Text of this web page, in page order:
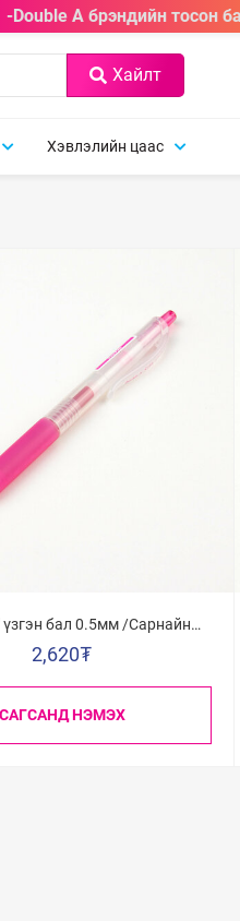
-Double A брэндийн тосон
Хайлт
Хэвлэлийн цаас
үзгэн бал 0.5мм /Сарнайн
ягаан/
2,620₮
САГСАНД НЭМЭХ